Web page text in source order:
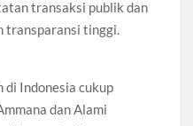
transaksi publik dan
tinggi.
di Indonesia cukup
dan Alami